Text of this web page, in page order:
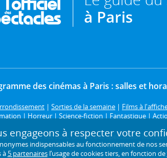
à Paris
des cinémas à Paris : salles et
| Sorties de la semaine | Films à
| Horreur | Science-fiction | Fantastique |
à Paris, c'est sur L'Officiel des spectacles !
des salles de cinéma de Paris et des départements
engageons à respecter votre
indispensables au fonctionnement de nos
à 5 partenairesl’usage de cookies tiers, en fonction de